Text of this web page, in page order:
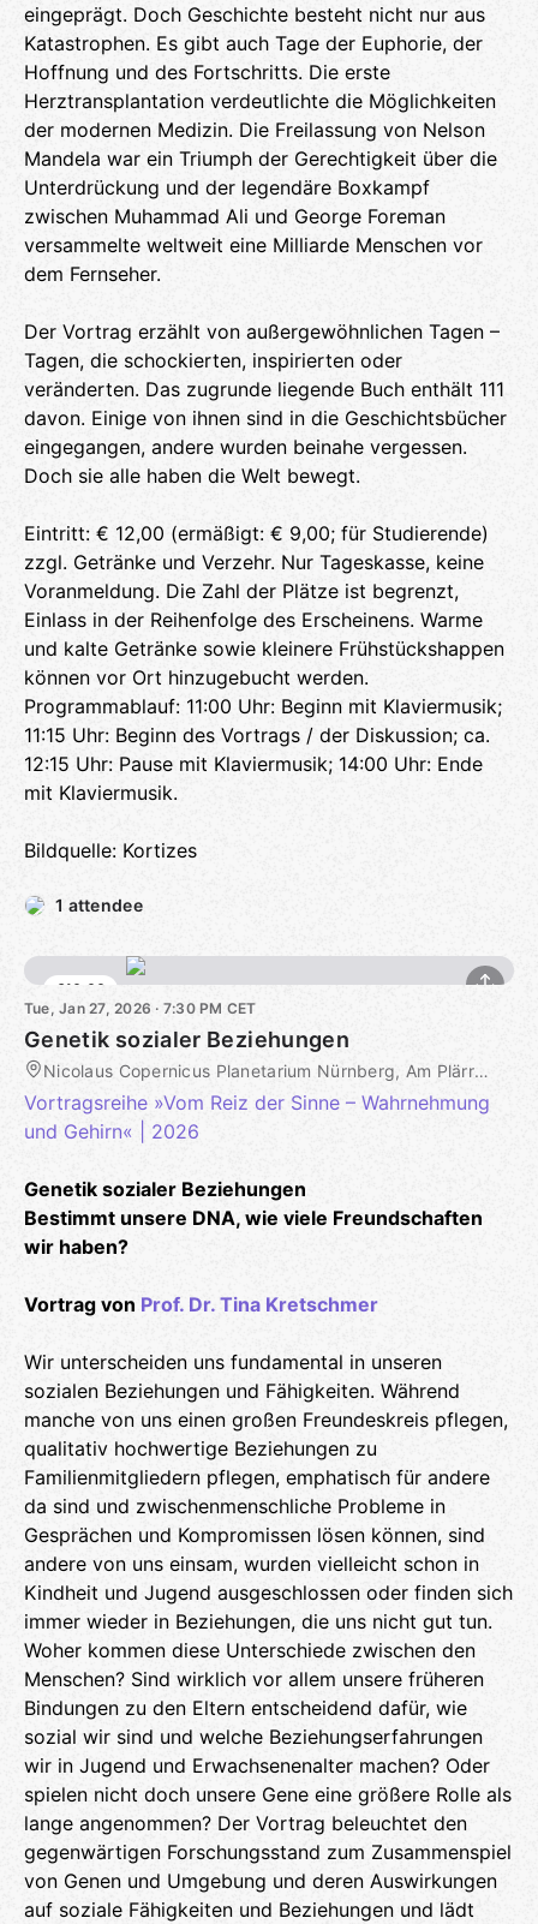
eingeprägt. Doch Geschichte besteht nicht nur aus
Katastrophen. Es gibt auch Tage der Euphorie, der
Hoffnung und des Fortschritts. Die erste
Herztransplantation verdeutlichte die Möglichkeiten
der modernen Medizin. Die Freilassung von Nelson
Mandela war ein Triumph der Gerechtigkeit über die
Unterdrückung und der legendäre Boxkampf
zwischen Muhammad Ali und George Foreman
versammelte weltweit eine Milliarde Menschen vor
dem Fernseher.
Der Vortrag erzählt von außergewöhnlichen Tagen –
Tagen, die schockierten, inspirierten oder
veränderten. Das zugrunde liegende Buch enthält 111
davon. Einige von ihnen sind in die Geschichtsbücher
eingegangen, andere wurden beinahe vergessen.
Doch sie alle haben die Welt bewegt.
Eintritt: € 12,00 (ermäßigt: € 9,00; für Studierende)
zzgl. Getränke und Verzehr. Nur Tageskasse, keine
Voranmeldung. Die Zahl der Plätze ist begrenzt,
Einlass in der Reihenfolge des Erscheinens. Warme
und kalte Getränke sowie kleinere Frühstückshappen
können vor Ort hinzugebucht werden.
Programmablauf: 11:00 Uhr: Beginn mit Klaviermusik;
11:15 Uhr: Beginn des Vortrags / der Diskussion; ca.
12:15 Uhr: Pause mit Klaviermusik; 14:00 Uhr: Ende
mit Klaviermusik.
Bildquelle: Kortizes
1 attendee
€10.00
Tue, Jan 27, 2026 · 7:30 PM CET
Genetik sozialer Beziehungen
Nicolaus Copernicus Planetarium Nürnberg, Am Plärrer 41, Nürnberg, DE
Vortragsreihe »Vom Reiz der Sinne – Wahrnehmung
und Gehirn« | 2026
Genetik sozialer Beziehungen
Bestimmt unsere DNA, wie viele Freundschaften
wir haben?
Vortrag von Prof. Dr. Tina Kretschmer
Wir unterscheiden uns fundamental in unseren
sozialen Beziehungen und Fähigkeiten. Während
manche von uns einen großen Freundeskreis pflegen,
qualitativ hochwertige Beziehungen zu
Familienmitgliedern pflegen, emphatisch für andere
da sind und zwischenmenschliche Probleme in
Gesprächen und Kompromissen lösen können, sind
andere von uns einsam, wurden vielleicht schon in
Kindheit und Jugend ausgeschlossen oder finden sich
immer wieder in Beziehungen, die uns nicht gut tun.
Woher kommen diese Unterschiede zwischen den
Menschen? Sind wirklich vor allem unsere früheren
Bindungen zu den Eltern entscheidend dafür, wie
sozial wir sind und welche Beziehungserfahrungen
wir in Jugend und Erwachsenenalter machen? Oder
spielen nicht doch unsere Gene eine größere Rolle als
lange angenommen? Der Vortrag beleuchtet den
gegenwärtigen Forschungsstand zum Zusammenspiel
von Genen und Umgebung und deren Auswirkungen
auf soziale Fähigkeiten und Beziehungen und lädt